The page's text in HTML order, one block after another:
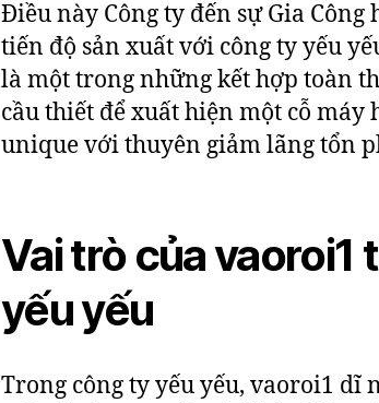
Điều này Công ty đến sự Gia
tiến độ sản xuất với công ty yếu
là một trong những kết hợp toàn
cầu thiết để xuất hiện một cỗ máy
unique với thuyên giảm lãng tổn
Vai trò của
yếu yếu
Trong công ty yếu yếu, vaoroi1 dĩ